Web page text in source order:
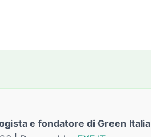
e fondatore di Green Italia